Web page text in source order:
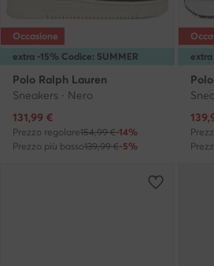
extra -15% Codice: SUMMER
Occasione
Polo Ralph Lauren
Sneakers · Nero
Prezzo attuale
131,99 €
Prezzo regolare154,99 €-14%
Prezzo più basso139,99 €-5%